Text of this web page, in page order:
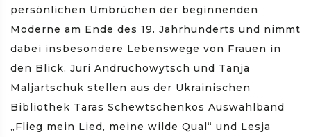
persönlichen Umbrüchen der beginnenden
Moderne am Ende des 19. Jahrhunderts und nimmt
dabei insbesondere Lebenswege von Frauen in
den Blick. Juri Andruchowytsch und Tanja
Maljartschuk stellen aus der Ukrainischen
Bibliothek Taras Schewtschenkos Auswahlband
„Flieg mein Lied, meine wilde Qual“ und Lesja